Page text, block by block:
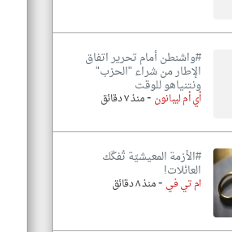
#واشنطن أمام تحرير اتفاق
الإطار من شراء "الحزب"
ونتنياهو للوقت
أي أم ليبانون-منذ ٧ دقائق
#الأزمة المعيشيّة تُفكّك
العائلات!
ام تي في -منذ ٨ دقائق